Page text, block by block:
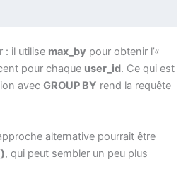
: il utilise max_by pour obtenir l’«
pour chaque user_id. Ce qui est
avecGROUP BY rend la requête
alternative pourrait être
, qui peut sembler un peu plus